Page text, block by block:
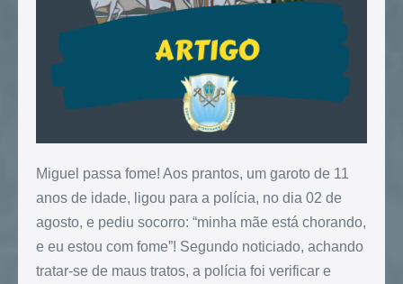
Miguel passa fome! Aos prantos, um garoto de 11
anos de idade, ligou para a polícia, no dia 02 de
agosto, e pediu socorro: “minha mãe está chorando,
e eu estou com fome”! Segundo noticiado, achando
tratar-se de maus tratos, a polícia foi verificar e